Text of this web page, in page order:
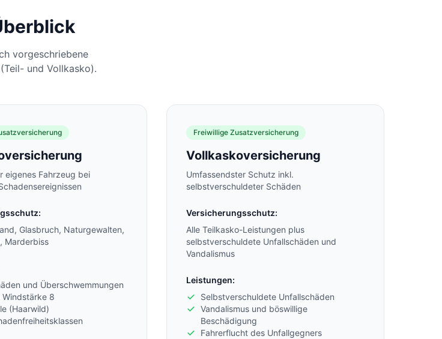
vorgeschriebene
und Vollkasko).
eigenes Fahrzeug bei
Glasbruch, Naturgewalten,
Marderbiss
und Überschwemmungen
Windstärke 8
(Haarwild)
Freiwillige Zusatzversicherung
Vollkaskoversicherung
Umfassendster Schutz inkl.
selbstverschuldeter Schäden
Versicherungsschutz:
Alle Teilkasko-Leistungen plus
selbstverschuldete Unfallschäden und
Vandalismus
Leistungen:
Selbstverschuldete Unfallschäden
Vandalismus und böswillige
Beschädigung
Fahrerflucht des Unfallgegners